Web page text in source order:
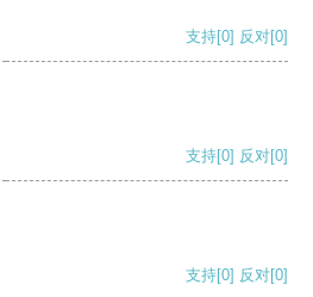
支持[0] 反对[0]
支持[0] 反对[0]
支持[0] 反对[0]